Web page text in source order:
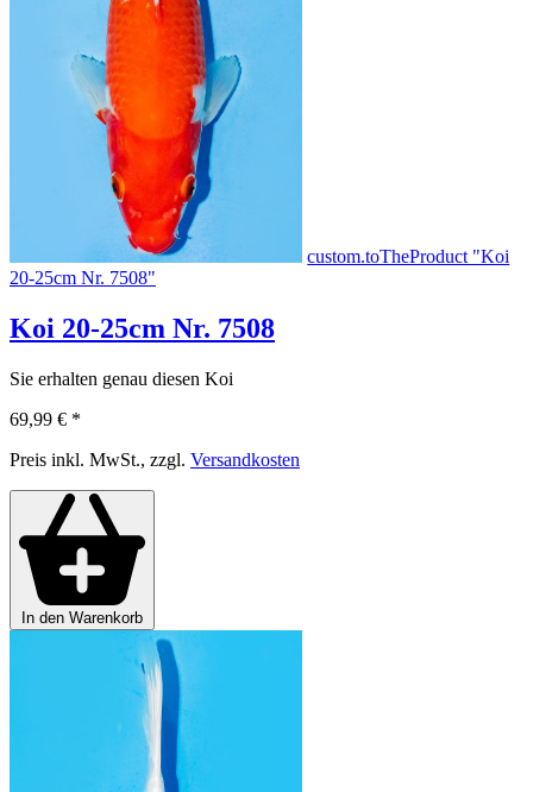
custom.toTheProduct "Koi
20-25cm Nr. 7508"
Koi 20-25cm Nr. 7508
Sie erhalten genau diesen Koi
69,99 € *
Preis inkl. MwSt., zzgl. Versandkosten
In den Warenkorb